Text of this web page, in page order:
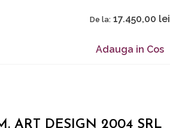
De la: 17.450,00 lei
Adauga in Cos
ART DESIGN 2004 SRL